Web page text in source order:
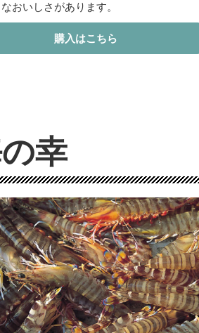
おいしさがあります。
購入はこちら
幸